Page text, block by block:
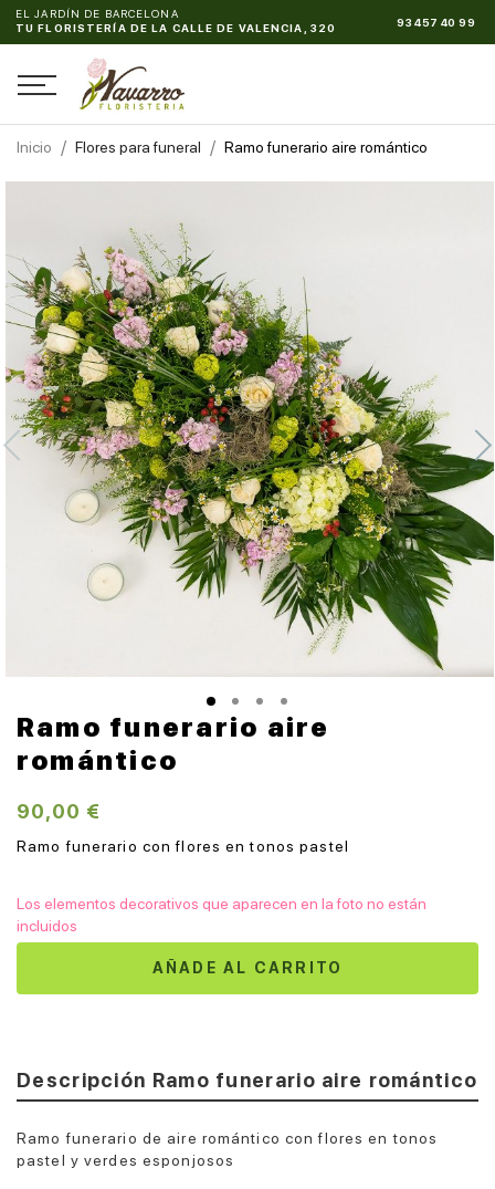
EL JARDÍN DE BARCELONA
TU FLORISTERÍA DE LA CALLE DE VALENCIA, 320
93 457 40 99
Inicio Flores para funeral Ramo funerario aire romántico
Ramo funerario aire
romántico
90,00 €
Ramo funerario con flores en tonos pastel
Los elementos decorativos que aparecen en la foto no están
incluidos
AÑADE AL CARRITO
Descripción Ramo funerario aire romántico
Ramo funerario de aire romántico con flores en tonos
pastel y verdes esponjosos